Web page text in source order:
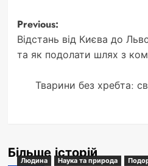
Post
navigation
Previous:
Відстань від Києва до
та як подолати шлях з
Тварини без хребта:
Більше історій
Людина Наука та природа